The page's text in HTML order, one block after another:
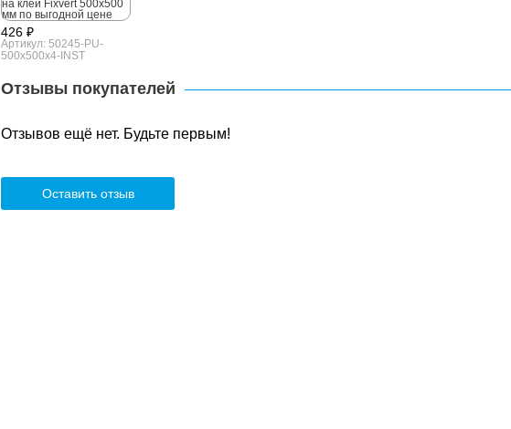
426 ₽
Артикул: 50245-PU-
500x500x4-INST
Отзывы покупателей
Отзывов ещё нет. Будьте первым!
Оставить отзыв